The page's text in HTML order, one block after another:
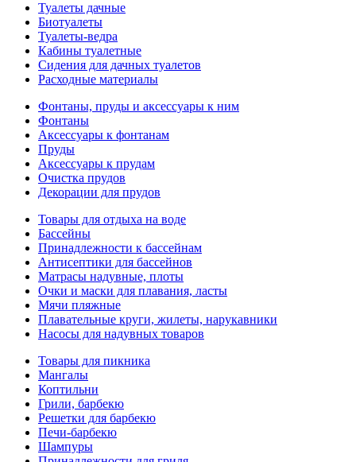
Туалеты дачные
Биотуалеты
Туалеты-ведра
Кабины туалетные
Сидения для дачных туалетов
Расходные материалы
Фонтаны, пруды и аксессуары к ним
Фонтаны
Аксессуары к фонтанам
Пруды
Аксессуары к прудам
Очистка прудов
Декорации для прудов
Товары для отдыха на воде
Бассейны
Принадлежности к бассейнам
Антисептики для бассейнов
Матраcы надувные, плоты
Очки и маски для плавания, ласты
Мячи пляжные
Плавательные круги, жилеты, нарукавники
Насосы для надувных товаров
Товары для пикника
Мангалы
Коптильни
Грили, барбекю
Решетки для барбекю
Печи-барбекю
Шампуры